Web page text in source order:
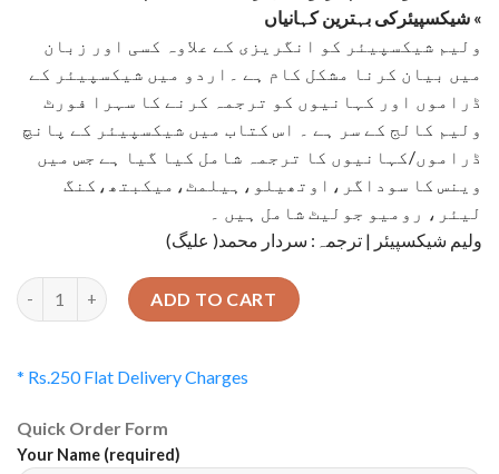
شیکسپیئرکی بہترین کہانیاں «
ولیم شیکسپیئر کو انگریزی کے علاوہ کسی اور زبان
میں بیان کرنا مشکل کام ہے ۔اردو میں شیکسپیئر کے
ڈراموں اور کہانیوں کو ترجمہ کرنے کا سہرا فورٹ
ولیم کالج کے سر ہے ۔ اس کتاب میں شیکسپیئر کے پانچ
ڈراموں/کہانیوں کا ترجمہ شامل کیا گیا ہے جس میں
وینس کا سوداگر،اوتھیلو،ہیلمٹ،میکبتھ،کنگ
لیئر، رومیو جولیٹ شامل ہیں ۔
ولیم شیکسپیئر | ترجمہ: سردار محمد( علیگ)
Quantity ADD TO CART
* Rs.250 Flat Delivery Charges
Quick Order Form
Your Name (required)